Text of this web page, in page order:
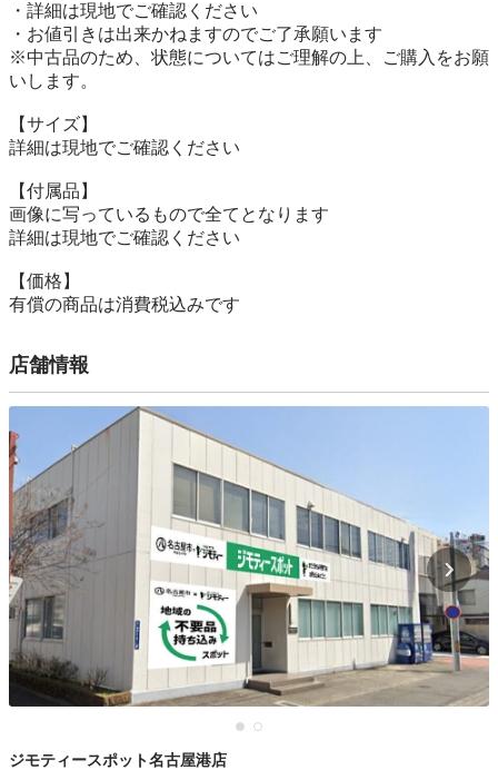
・詳細は現地でご確認ください
・お値引きは出来かねますのでご了承願います
※中古品のため、状態についてはご理解の上、ご購入をお願
いします。
【サイズ】
詳細は現地でご確認ください
【付属品】
画像に写っているもので全てとなります
詳細は現地でご確認ください
【価格】
有償の商品は消費税込みです
店舗情報
ジモティースポット名古屋港店